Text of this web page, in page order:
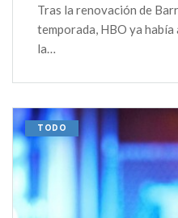
Tras la renovación de
temporada, HBO ya
la…
TODO